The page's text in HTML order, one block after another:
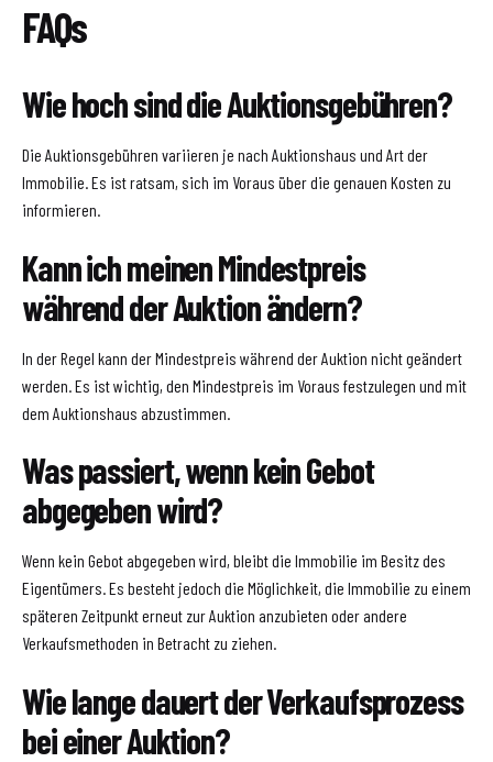
FAQs
Wie hoch sind die Auktionsgebühren?
Die Auktionsgebühren variieren je nach Auktionshaus und Art der
Immobilie. Es ist ratsam, sich im Voraus über die genauen Kosten zu
informieren.
Kann ich meinen Mindestpreis
während der Auktion ändern?
In der Regel kann der Mindestpreis während der Auktion nicht geändert
werden. Es ist wichtig, den Mindestpreis im Voraus festzulegen und mit
dem Auktionshaus abzustimmen.
Was passiert, wenn kein Gebot
abgegeben wird?
Wenn kein Gebot abgegeben wird, bleibt die Immobilie im Besitz des
Eigentümers. Es besteht jedoch die Möglichkeit, die Immobilie zu einem
späteren Zeitpunkt erneut zur Auktion anzubieten oder andere
Verkaufsmethoden in Betracht zu ziehen.
Wie lange dauert der Verkaufsprozess
bei einer Auktion?